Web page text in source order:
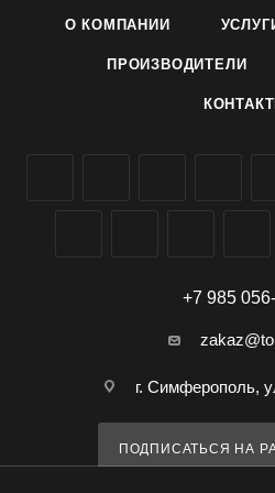
О КОМПАНИИ
ПРОИЗВОДИТЕЛИ
+7 985
г. Симферополь,
ПОДПИСАТЬСЯ НА